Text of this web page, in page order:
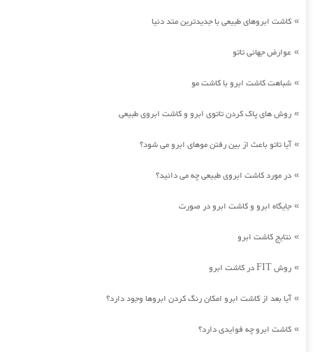
» کاشت ابروهای طبیعی با جدیدترین متد دنیا
» عوارض جهانی تاتو
» شباهت کاشت ابرو با کاشت مو
» روش های پاک کردن تاتوی ابرو و کاشت ابروی طبیعی
»آیا تاتو باعث از بین رفتن موهای ابرو می شود؟
» در مورد کاشت ابروی طبیعی چه می دانید؟
» جایگاه ابرو و کاشت ابرو در صورت
» نتایج کاشت ابرو
» روش FIT در کاشت ابرو
»آیا بعد از کاشت ابرو امکان رنگ کردن ابروها وجود دارد؟
» کاشت ابرو چه فوایدی دارد؟